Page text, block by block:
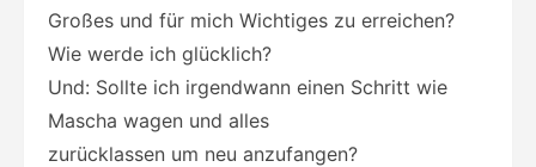
Großes und für mich Wichtiges zu erreichen?
Wie werde ich glücklich?
Und: Sollte ich irgendwann einen Schritt wie
Mascha wagen und alles
zurücklassen um neu anzufangen?